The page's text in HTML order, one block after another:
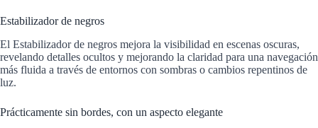
Estabilizador de negros
El Estabilizador de negros mejora la visibilidad en escenas oscuras,
revelando detalles ocultos y mejorando la claridad para una navegación
más fluida a través de entornos con sombras o cambios repentinos de
luz.
Prácticamente sin bordes, con un aspecto elegante